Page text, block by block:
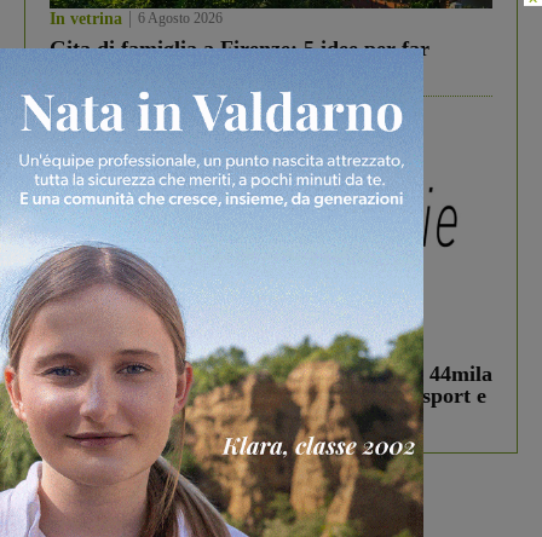
In vetrina 6 Agosto 2026
Gita di famiglia a Firenze: 5 idee per far
In vetrina 3 Agosto 2026
Estra Notizie agosto: Smart Cities, oltre 44mila
studenti coinvolti, torna il bando per lo sport e
debutta il podcast Estrair